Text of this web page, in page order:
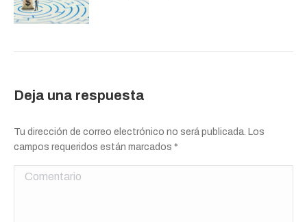
Deja una respuesta
Tu dirección de correo electrónico no será publicada. Los
campos requeridos están marcados *
Comentario